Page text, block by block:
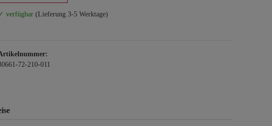
verfügbar (Lieferung 3-5 Werktage)
72-210-011